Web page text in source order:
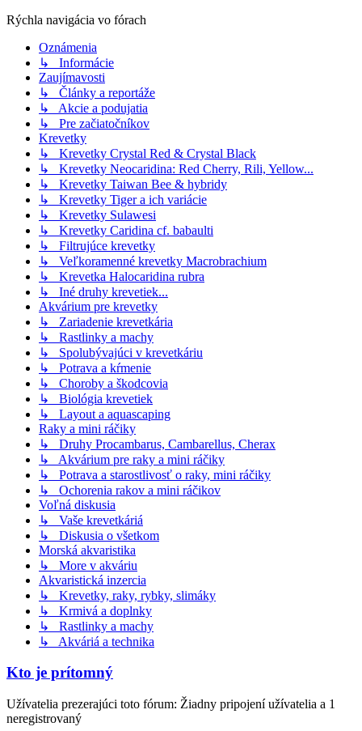
Rýchla navigácia vo fórach
Oznámenia
↳ Informácie
Zaujímavosti
↳ Články a reportáže
↳ Akcie a podujatia
↳ Pre začiatočníkov
Krevetky
↳ Krevetky Crystal Red & Crystal Black
↳ Krevetky Neocaridina: Red Cherry, Rili, Yellow...
↳ Krevetky Taiwan Bee & hybridy
↳ Krevetky Tiger a ich variácie
↳ Krevetky Sulawesi
↳ Krevetky Caridina cf. babaulti
↳ Filtrujúce krevetky
↳ Veľkoramenné krevetky Macrobrachium
↳ Krevetka Halocaridina rubra
↳ Iné druhy krevetiek...
Akvárium pre krevetky
↳ Zariadenie krevetkária
↳ Rastlinky a machy
↳ Spolubývajúci v krevetkáriu
↳ Potrava a kŕmenie
↳ Choroby a škodcovia
↳ Biológia krevetiek
↳ Layout a aquascaping
Raky a mini ráčiky
↳ Druhy Procambarus, Cambarellus, Cherax
↳ Akvárium pre raky a mini ráčiky
↳ Potrava a starostlivosť o raky, mini ráčiky
↳ Ochorenia rakov a mini ráčikov
Voľná diskusia
↳ Vaše krevetkáriá
↳ Diskusia o všetkom
Morská akvaristika
↳ More v akváriu
Akvaristická inzercia
↳ Krevetky, raky, rybky, slimáky
↳ Krmivá a doplnky
↳ Rastlinky a machy
↳ Akváriá a technika
Kto je prítomný
Užívatelia prezerajúci toto fórum: Žiadny pripojení užívatelia a 1
neregistrovaný